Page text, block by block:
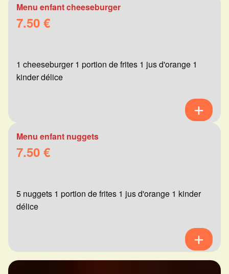
Menu enfant cheeseburger
7.50 €
1 cheeseburger 1 portion de frites 1 jus d'orange 1
kinder délice
Menu enfant nuggets
7.50 €
5 nuggets 1 portion de frites 1 jus d'orange 1 kinder
délice